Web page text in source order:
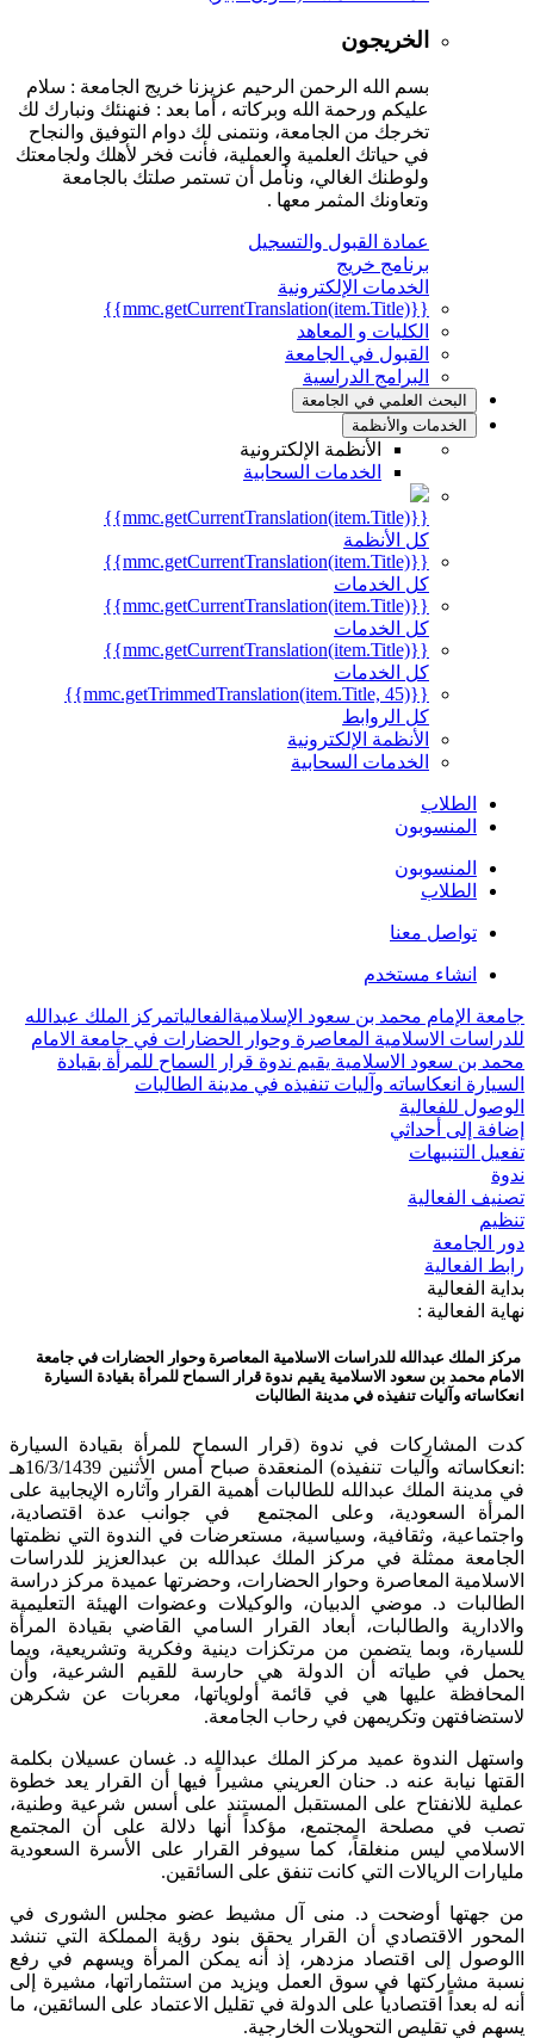
الخريجون
بسم الله الرحمن الرحيم عزيزنا خريج الجامعة : سلام
عليكم ورحمة الله وبركاته ، أما بعد : فنهنئك ونبارك لك
تخرجك من الجامعة، ونتمنى لك دوام التوفيق والنجاح
في حياتك العلمية والعملية، فأنت فخر لأهلك ولجامعتك
ولوطنك الغالي، ونأمل أن تستمر صلتك بالجامعة
وتعاونك المثمر معها .
عمادة القبول والتسجيل
برنامج خريج
الخدمات الإلكترونية
{{mmc.getCurrentTranslation(item.Title)}}
الكليات و المعاهد
القبول في الجامعة
البرامج الدراسية
البحث العلمي في الجامعة
الخدمات والأنظمة
الأنظمة الإلكترونية
الخدمات السحابية
{{mmc.getCurrentTranslation(item.Title)}}
كل الأنظمة
{{mmc.getCurrentTranslation(item.Title)}}
كل الخدمات
{{mmc.getCurrentTranslation(item.Title)}}
كل الخدمات
{{mmc.getCurrentTranslation(item.Title)}}
كل الخدمات
{{mmc.getTrimmedTranslation(item.Title, 45)}}
كل الروابط
الأنظمة الإلكترونية
الخدمات السحابية
الطلاب
المنسوبون
المنسوبون
الطلاب
تواصل معنا
انشاء مستخدم
جامعة الإمام محمد بن سعود الإسلامية الفعالياتمركز الملك عبدالله
للدراسات الاسلامية المعاصرة وحوار الحضارات في جامعة الامام
محمد بن سعود الاسلامية يقيم ندوة قرار السماح للمرأة بقيادة
السيارة انعكاساته وآليات تنفيذه في مدينة الطالبات
الوصول للفعالية
إضافة إلى أحداثي
تفعيل التنبيهات
ندوة
تصنيف الفعالية
تنظيم
دور الجامعة
رابط الفعالية
بداية الفعالية
نهاية الفعالية :
مركز الملك عبدالله للدراسات الاسلامية المعاصرة وحوار الحضارات في جامعة
الامام محمد بن سعود الاسلامية يقيم ندوة قرار السماح للمرأة بقيادة السيارة
انعكاساته وآليات تنفيذه في مدينة الطالبات
كدت المشاركات في ندوة (قرار السماح للمرأة بقيادة السيارة
:انعكاساته وآليات تنفيذه) المنعقدة صباح أمس الأثنين 16/3/1439هـ
في مدينة الملك عبدالله للطالبات أهمية القرار وآثاره الإيجابية على
المرأة السعودية، وعلى المجتمع في جوانب عدة اقتصادية،
واجتماعية، وثقافية، وسياسية، مستعرضات في الندوة التي نظمتها
الجامعة ممثلة في مركز الملك عبدالله بن عبدالعزيز للدراسات
الاسلامية المعاصرة وحوار الحضارات، وحضرتها عميدة مركز دراسة
الطالبات د. موضي الدبيان، والوكيلات وعضوات الهيئة التعليمية
والادارية والطالبات، أبعاد القرار السامي القاضي بقيادة المرأة
للسيارة، وبما يتضمن من مرتكزات دينية وفكرية وتشريعية، ويما
يحمل في طياته أن الدولة هي حارسة للقيم الشرعية، وأن
المحافظة عليها هي في قائمة أولوياتها، معربات عن شكرهن
لاستضافتهن وتكريمهن في رحاب الجامعة.
واستهل الندوة عميد مركز الملك عبدالله د. غسان عسيلان بكلمة
القتها نيابة عنه د. حنان العريني مشيراً فيها أن القرار يعد خطوة
عملية للانفتاح على المستقبل المستند على أسس شرعية وطنية،
تصب في مصلحة المجتمع، مؤكداً أنها دلالة على أن المجتمع
الاسلامي ليس منغلقاً، كما سيوفر القرار على الأسرة السعودية
مليارات الريالات التي كانت تنفق على السائقين.
من جهتها أوضحت د. منى آل مشيط عضو مجلس الشورى في
المحور الاقتصادي أن القرار يحقق بنود رؤية المملكة التي تنشد
االوصول إلى اقتصاد مزدهر، إذ أنه يمكن المرأة ويسهم في رفع
نسبة مشاركتها في سوق العمل ويزيد من استثماراتها، مشيرة إلى
أنه له بعداً اقتصادياً على الدولة في تقليل الاعتماد على السائقين، ما
يسهم في تقليص التحويلات الخارجية.